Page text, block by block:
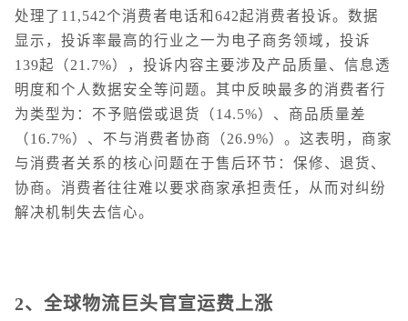
处理了11,542个消费者电话和642起消费者投诉。数据
显示，投诉率最高的行业之一为电子商务领域，投诉
139起（21.7%），投诉内容主要涉及产品质量、信息透
明度和个人数据安全等问题。其中反映最多的消费者行
为类型为：不予赔偿或退货（14.5%）、商品质量差
（16.7%）、不与消费者协商（26.9%）。这表明，商家
与消费者关系的核心问题在于售后环节：保修、退货、
协商。消费者往往难以要求商家承担责任，从而对纠纷
解决机制失去信心。
2、全球物流巨头官宣运费上涨